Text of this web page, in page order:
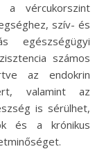
a vércukorszint
szív- és
egészségügyi
számos
az endokrin
valamint az
is sérülhet,
és a krónikus